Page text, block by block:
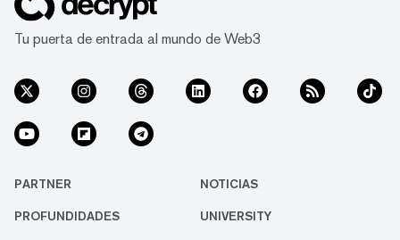
Tu puerta de entrada al mundo de Web3
PARTNER NOTICIAS
PROFUNDIDADES UNIVERSITY